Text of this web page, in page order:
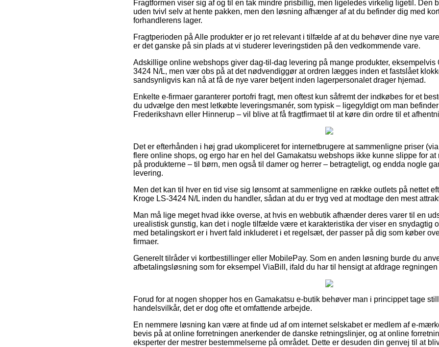
Fragtformen viser sig af og til en tak mindre prisbillig, men ligeledes virkelig ligetil. Den
uden tvivl selv at hente pakken, men den løsning afhænger af at du befinder dig med
forhandlerens lager.
Fragtperioden på Alle produkter er jo ret relevant i tilfælde af at du behøver dine nye
er det ganske på sin plads at vi studerer leveringstiden på den vedkommende vare.
Adskillige online webshops giver dag-til-dag levering på mange produkter, eksempelvis
3424 N/L, men vær obs på at det nødvendiggør at ordren lægges inden et fastslået
sandsynligvis kan nå at få de nye varer betjent inden lagerpersonalet drager hjemad.
Enkelte e-firmaer garanterer portofri fragt, men oftest kun såfremt der indkøbes for et
du udvælge den mest letkøbte leveringsmanér, som typisk – ligegyldigt om man
Frederikshavn eller Hinnerup – vil blive at få fragtfirmaet til at køre din ordre til et
Det er efterhånden i høj grad ukompliceret for internetbrugere at sammenligne priser
flere online shops, og ergo har en hel del Gamakatsu webshops ikke kunne slippe for
på produkterne – til børn, men også til damer og herrer – betragteligt, og endda nogle
levering.
Men det kan til hver en tid vise sig lønsomt at sammenligne en række outlets på nettet
Kroge LS-3424 N/L inden du handler, sådan at du er tryg ved at modtage den mest
Man må lige meget hvad ikke overse, at hvis en webbutik afhænder deres varer til en
urealistisk gunstig, kan det i nogle tilfælde være et karakteristika der viser en snydagtig
med betalingskort er i hvert fald inkluderet i et regelsæt, der passer på dig som køber
firmaer.
Generelt tilråder vi kortbestillinger eller MobilePay. Som en anden løsning burde du
afbetalingsløsning som for eksempel ViaBill, ifald du har til hensigt at afdrage regningen
Forud for at nogen shopper hos en Gamakatsu e-butik behøver man i princippet tage
handelsvilkår, det er dog ofte et omfattende arbejde.
En nemmere løsning kan være at finde ud af om internet selskabet er medlem af e-
bevis på at online forretningen anerkender de danske retningslinjer, og at online
eksperter der mestrer bestemmelserne på området. Dette er desuden din genvej til at